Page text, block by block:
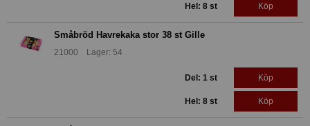
Hel: 8 st Köp
Småbröd Havrekaka stor 38 st Gille
21000 Lager: 54
Del: 1 st Köp
Hel: 8 st Köp